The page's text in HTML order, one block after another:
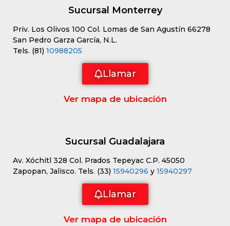
Sucursal Monterrey
Priv. Los Olivos 100 Col. Lomas de San Agustín 66278
San Pedro Garza García, N.L.
Tels. (81) 10988205
Llamar
Ver mapa de ubicación
Sucursal Guadalajara
Av. Xóchitl 328 Col. Prados Tepeyac C.P. 45050
Zapopan, Jalisco. Tels. (33) 15940296 y 15940297
Llamar
Ver mapa de ubicación